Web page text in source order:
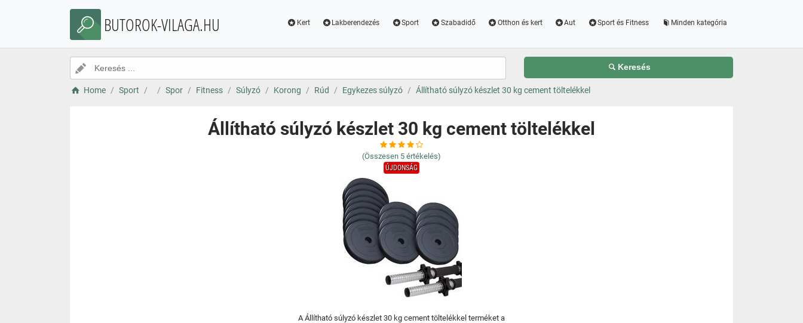
BUTOROK-VILAGA.HU Kert Lakberendezés Sport Szabadidő Otthon és kert Aut Sport és Fitness Minden kategória
Keresés
Home Sport Spor Fitness Súlyzó Korong Rúd Egykezes súlyzó Állítható súlyzó készlet 30 kg cement töltelékkel
Állítható súlyzó készlet 30 kg cement töltelékkel
(Összesen 5 értékelés)
ÚJDONSÁG
A Állítható súlyzó készlet 30 kg cement töltelékkel terméket a